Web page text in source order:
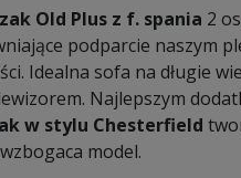
Old Plus z f. spania 2
podparcie naszym
Idealna sofa na długie
Najlepszym
w stylu Chesterfield
model.